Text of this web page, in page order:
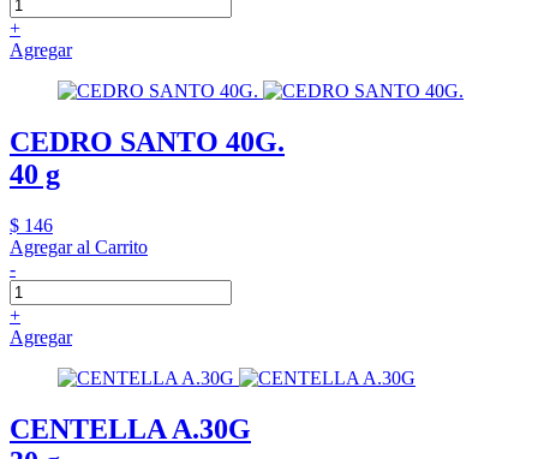
+
Agregar
CEDRO SANTO 40G.
40 g
$ 146
Agregar al Carrito
-
+
Agregar
CENTELLA A.30G